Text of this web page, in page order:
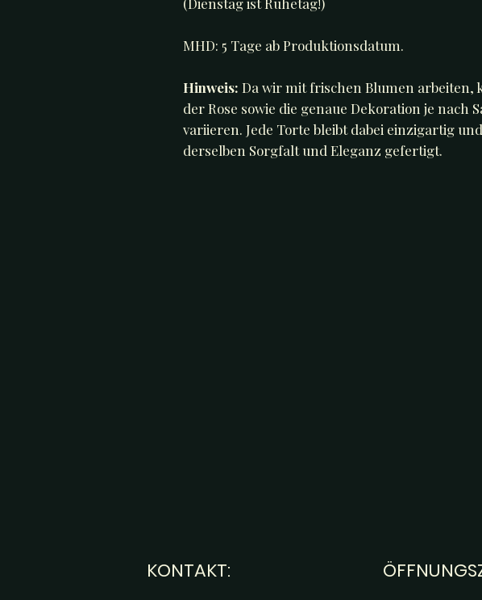
MHD: 5 Tage ab Produktionsdatum.
Hinweis: Da wir mit frischen Blumen arbeiten,
der Rose sowie die genaue Dekoration je nach
variieren. Jede Torte bleibt dabei einzigartig
derselben Sorgfalt und Eleganz gefertigt.
KONTAKT: